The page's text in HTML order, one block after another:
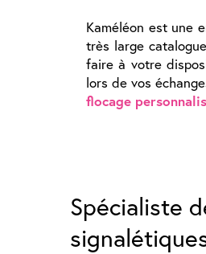
Kaméléon est une
très large
faire à votre
lors de vos
flocage
Spécialiste